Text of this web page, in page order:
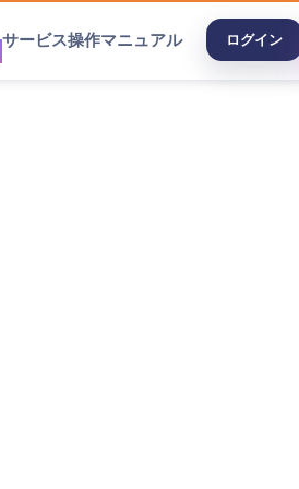
サービス操作マニュアル ログイン